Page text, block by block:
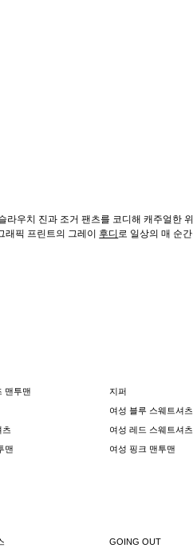
우치 진과 조거 팬츠를 코디해 캐주얼한
픽 프린트의 그레이 후디 로 일상의 매 순
맨투맨
지퍼
여성 블루 스웨트셔츠
츠
여성 레드 스웨트셔츠
맨 여성 핑크 맨투맨
GOING OUT